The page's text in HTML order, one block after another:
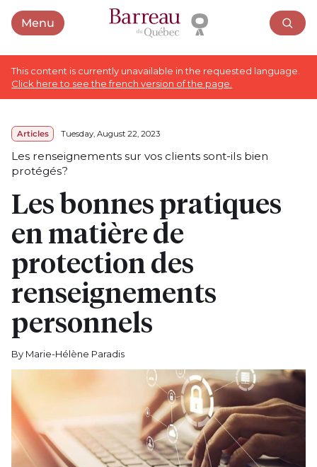
MenuOpen menu
This content is currently unavailable in the requested language.
Click here to see the french version of the page.
Articles Tuesday, August 22, 2023
Les renseignements sur vos clients sont-ils bien
protégés?
Les bonnes pratiques
en matière de
protection des
renseignements
personnels
By Marie-Hélène Paradis